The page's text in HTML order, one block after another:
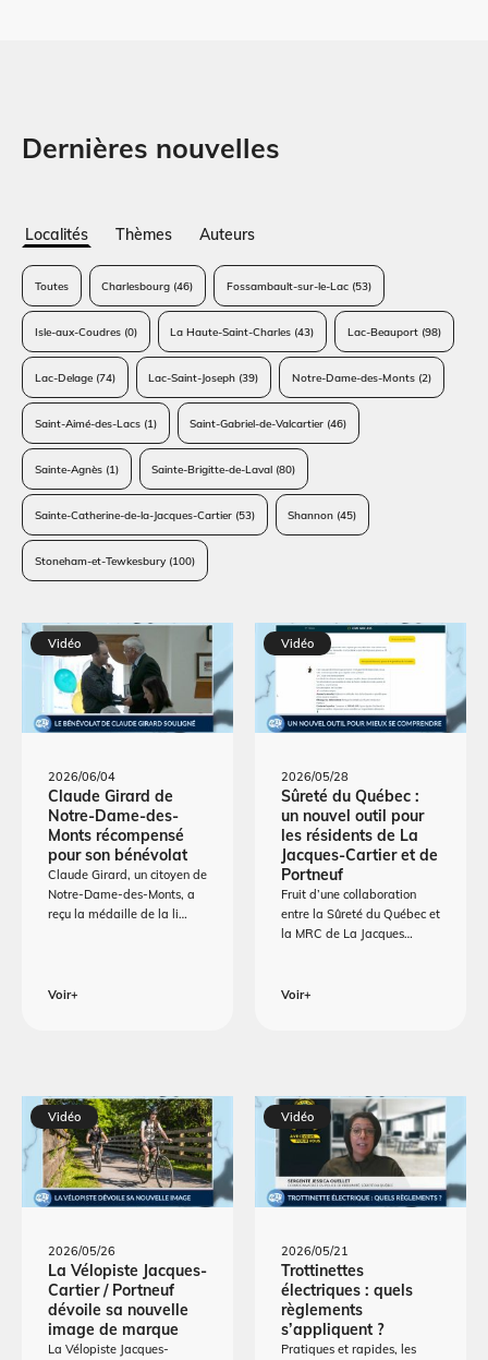
Dernières nouvelles
Localités Thèmes Auteurs
Toutes Charlesbourg (46) Fossambault-sur-le-Lac(53)
Isle-aux-Coudres(0) La Haute-Saint-Charles (43) Lac-Beauport(98)
Lac-Delage(74) Lac-Saint-Joseph (39) Notre-Dame-des-Monts(2)
Saint-Aimé-des-Lacs(1) Saint-Gabriel-de-Valcartier (46)
Sainte-Agnès(1) Sainte-Brigitte-de-Laval (80)
Sainte-Catherine-de-la-Jacques-Cartier(53) Shannon (45)
Stoneham-et-Tewkesbury(100)
Vidéo
2026/06/04
Claude Girard de
Notre-Dame-des-
Monts récompensé
pour son bénévolat
Claude Girard, un citoyen de
Notre-Dame-des-Monts, a
reçu la médaille de la li…
Voir+
Vidéo
2026/05/28
Sûreté du Québec :
un nouvel outil pour
les résidents de La
Jacques-Cartier et de
Portneuf
Fruit d’une collaboration
entre la Sûreté du Québec et
la MRC de La Jacques…
Voir+
Vidéo
2026/05/26
La Vélopiste Jacques-
Cartier / Portneuf
dévoile sa nouvelle
image de marque
La Vélopiste Jacques-
Vidéo
2026/05/21
Trottinettes
électriques : quels
règlements
s’appliquent ?
Pratiques et rapides, les